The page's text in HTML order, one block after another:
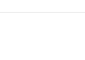
います。あらかじめ
参照ください。